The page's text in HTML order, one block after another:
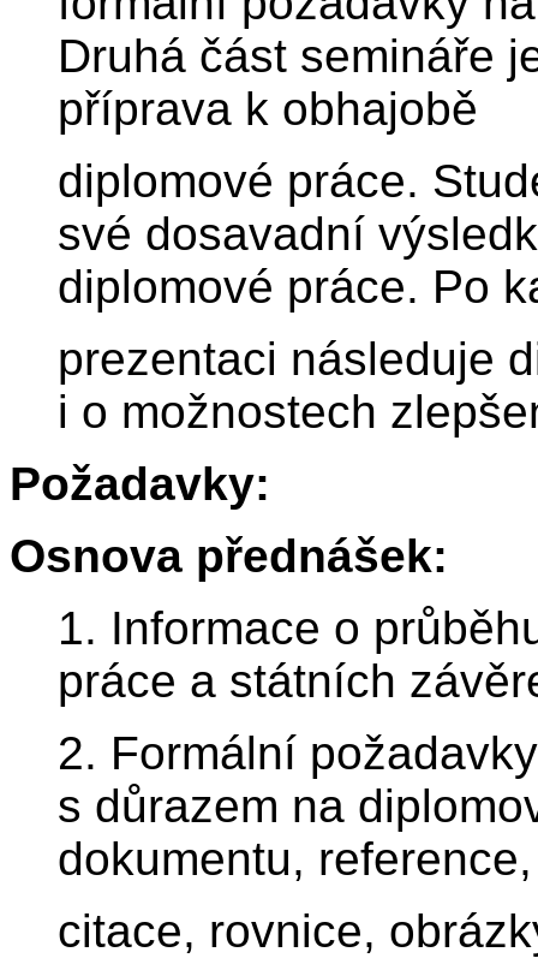
Druhá část semináře
příprava k obhajobě
diplomové práce.
své dosavadní
diplomové práce. Po
prezentaci následuje
i o možnostech
Požadavky:
Osnova přednášek:
1. Informace o
práce a státních
2. Formální
s důrazem na
dokumentu, reference,
citace, rovnice,